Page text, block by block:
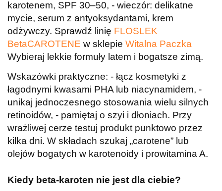
karotenem, SPF 30–50, - wieczór: delikatne
mycie, serum z antyoksydantami, krem
odżywczy. Sprawdź linię FLOSLEK
BetaCAROTENE w sklepie Witalna Paczka
Wybieraj lekkie formuły latem i bogatsze zimą.
Wskazówki praktyczne: - łącz kosmetyki z
łagodnymi kwasami PHA lub niacynamidem, -
unikaj jednoczesnego stosowania wielu silnych
retinoidów, - pamiętaj o szyi i dłoniach. Przy
wrażliwej cerze testuj produkt punktowo przez
kilka dni. W składach szukaj „carotene” lub
olejów bogatych w karotenoidy i prowitamina A.
Kiedy beta-karoten nie jest dla ciebie?